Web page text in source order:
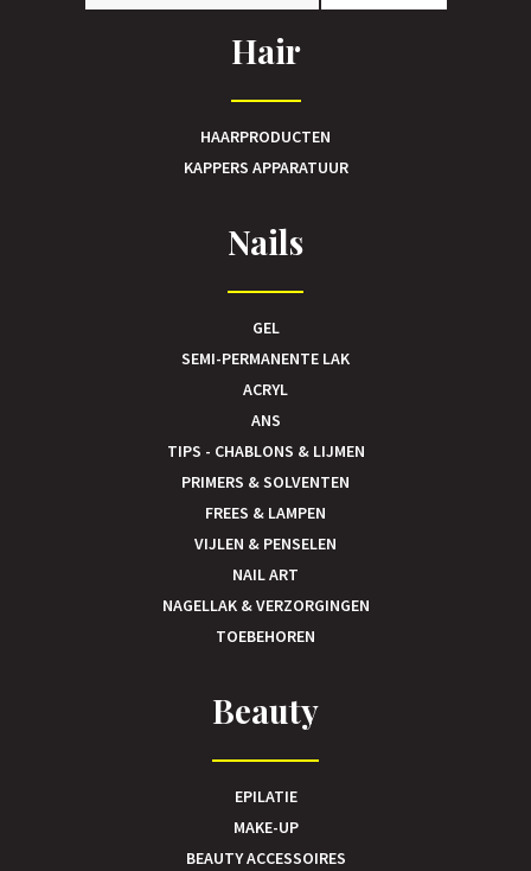
Hair
HAARPRODUCTEN
KAPPERS APPARATUUR
Nails
GEL
SEMI-PERMANENTE LAK
ACRYL
ANS
TIPS - CHABLONS & LIJMEN
PRIMERS & SOLVENTEN
FREES & LAMPEN
VIJLEN & PENSELEN
NAIL ART
NAGELLAK & VERZORGINGEN
TOEBEHOREN
Beauty
EPILATIE
MAKE-UP
BEAUTY ACCESSOIRES